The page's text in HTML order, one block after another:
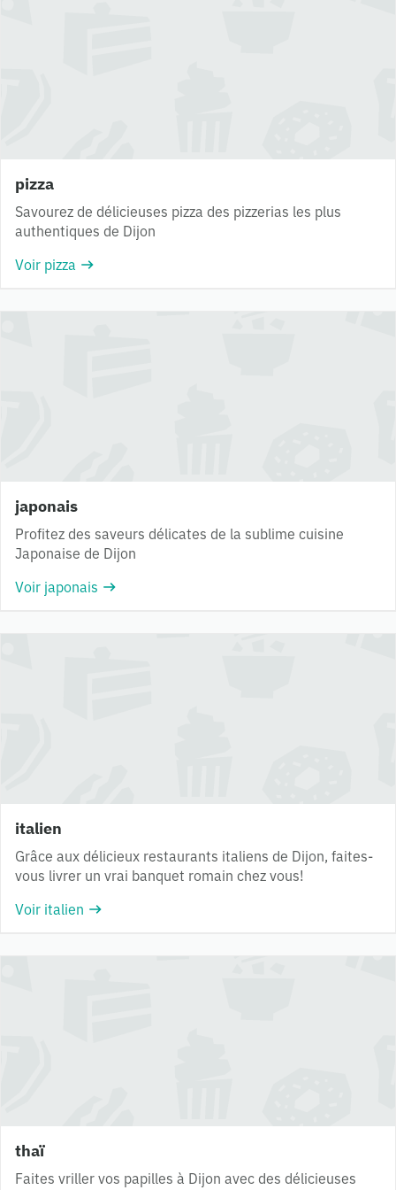
pizza
Savourez de délicieuses pizza des pizzerias les plus
authentiques de Dijon
Voir pizza
japonais
Profitez des saveurs délicates de la sublime cuisine
Japonaise de Dijon
Voir japonais
italien
Grâce aux délicieux restaurants italiens de Dijon, faites-
vous livrer un vrai banquet romain chez vous!
Voir italien
thaï
Faites vriller vos papilles à Dijon avec des délicieuses